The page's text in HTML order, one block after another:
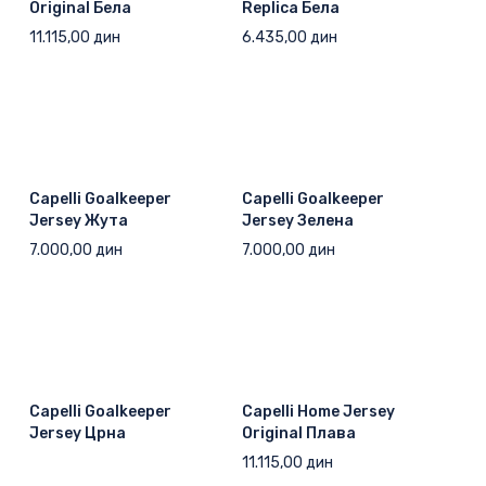
Original Бела
11.115,00 дин
Replica Бела
6.435,00 дин
Capelli Goalkeeper
Jersey Жута
7.000,00 дин
Capelli Goalkeeper
Jersey Зелена
7.000,00 дин
Capelli Goalkeeper
Jersey Црна
Capelli Home Jersey
Original Плава
11.115,00 дин